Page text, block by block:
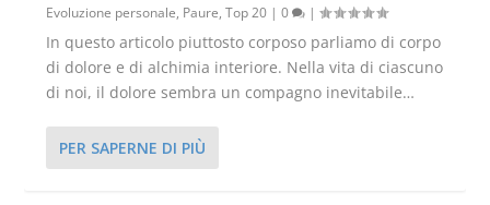
Evoluzione personale, Paure,Top 20 |0 |
In questo articolo piuttosto corposo parliamo di corpo
di dolore e di alchimia interiore. Nella vita di ciascuno
di noi, il dolore sembra un compagno inevitabile…
PER SAPERNE DI PIÙ